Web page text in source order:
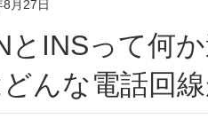
8月27日
んな電話回